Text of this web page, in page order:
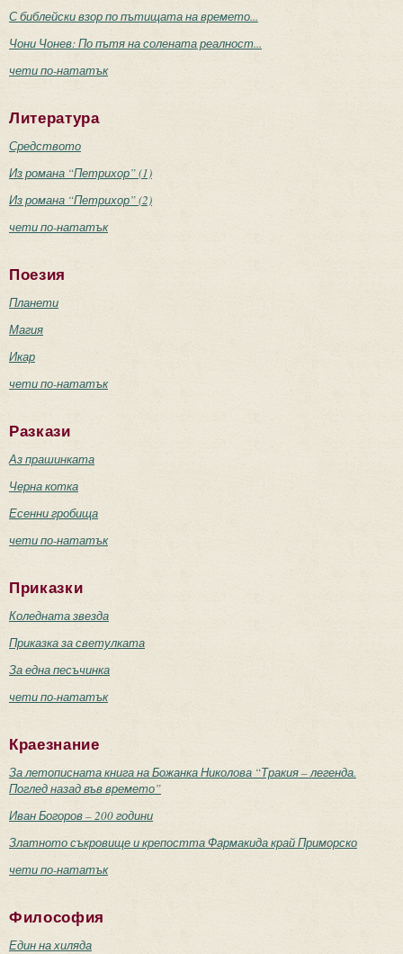
С библейски взор по пътищата на времето...
Чони Чонев: По пътя на солената реалност...
чети по-нататък
Литература
Средството
Из романа “Петрихор” (1)
Из романа “Петрихор” (2)
чети по-нататък
Поезия
Планети
Магия
Икар
чети по-нататък
Разкази
Аз прашинката
Черна котка
Есенни гробища
чети по-нататък
Приказки
Коледната звезда
Приказка за светулката
За една песъчинка
чети по-нататък
Краезнание
За летописната книга на Божанка Николова “Тракия – легенда.
Поглед назад във времето”
Иван Богоров – 200 години
Златното съкровище и крепостта Фармакида край Приморско
чети по-нататък
Философия
Един на хиляда